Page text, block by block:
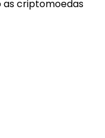
as criptomoedas